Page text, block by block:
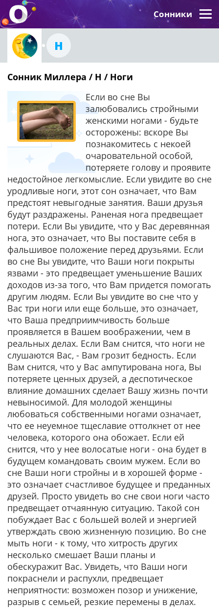
Сонники
Н
Сонник Миллера / Н / Ноги
Если во сне Вы
залюбовались стройными
женскими ногами - будьте
осторожены: вскоре Вы
познакомитесь с некоей
очаровательной особой,
потеряете голову и проявите
недостойное легкомыслие. Если увидите во сне
уродливые ноги, этот сон означает, что Вам
предстоят невыгодные занятия. Ваши друзья
будут раздражены. Раненая нога предвещает
потери. Если Вы увидите, что у Вас деревянная
нога, это означает, что Вы поставите себя в
фальшивое положение перед друзьями. Если
во сне Вы увидите, что Ваши ноги покрыты
язвами - это предвещает уменьшение Ваших
доходов из-за того, что Вам придется помогать
другим людям. Если Вы увидите во сне что у
Вас три ноги или еще больше, это означает,
что Ваша предприимчивость больше
проявляется в Вашем воображении, чем в
реальных делах. Если Вам снится, что ноги не
слушаются Вас, - Вам грозит бедность. Если
Вам снится, что у Вас ампутирована нога, Вы
потеряете ценных друзей, а деспотическое
влияние домашних сделает Вашу жизнь почти
невыносимой. Для молодой женщины
любоваться собственными ногами означает,
что ее неуемное тщеславие оттолкнет от нее
человека, которого она обожает. Если ей
снится, что у нее волосатые ноги - она будет в
будущем командовать своим мужем. Если во
сне Ваши ноги стройны и в хорошей форме -
это означает счастливое будущее и преданных
друзей. Просто увидеть во сне свои ноги часто
предвещает отчаянную ситуацию. Такой сон
побуждает Вас с большей волей и энергией
утверждать свою жизненную позицию. Во сне
мыть ноги - к тому, что хитрость других
несколько смешает Ваши планы и
обескуражит Вас. Увидеть, что Ваши ноги
покраснели и распухли, предвещает
неприятности: возможен позор и унижение,
разрыв с семьей, резкие перемены в делах.